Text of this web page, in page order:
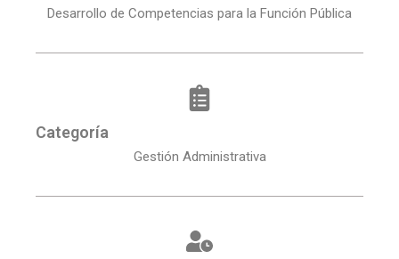
Desarrollo de Competencias para la Función Pública
Categoría
Gestión Administrativa